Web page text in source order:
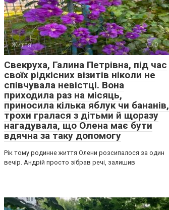
Життя 0
Свекруха, Галина Петрівна, під час
своїх рідкісних візитів ніколи не
співчувала невістці. Вона
приходила раз на місяць,
приносила кілька яблук чи бананів,
трохи гралася з дітьми й щоразу
нагадувала, що Олена має бути
вдячна за таку допомогу
Рік тому родинне життя Олени розсипалося за один
вечір. Андрій просто зібрав речі, залишив